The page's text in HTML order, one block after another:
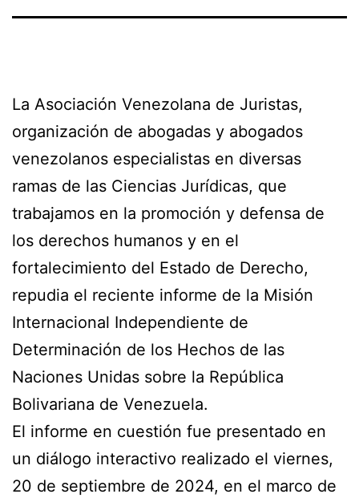
La Asociación Venezolana de Juristas,
organización de abogadas y abogados
venezolanos especialistas en diversas
ramas de las Ciencias Jurídicas, que
trabajamos en la promoción y defensa de
los derechos humanos y en el
fortalecimiento del Estado de Derecho,
repudia el reciente informe de la Misión
Internacional Independiente de
Determinación de los Hechos de las
Naciones Unidas sobre la República
Bolivariana de Venezuela.
El informe en cuestión fue presentado en
un diálogo interactivo realizado el viernes,
20 de septiembre de 2024, en el marco de